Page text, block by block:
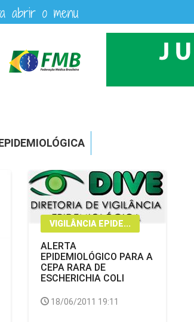
VIGILÂNCIA EPIDE...
ALERTA
EPIDEMIOLÓGICO PARA A
CEPA RARA DE
ESCHERICHIA COLI
18/06/2011 19:11